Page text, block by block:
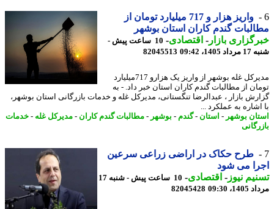
واریز هزار و 717 میلیارد تومان از
گندم کاران استان بوشهر
بازار- اقتصادی-
10 ساعت پیش -
09:42
82045513
مدیرکل غله بوشهر از واریز یک هزارو 717میلیارد
از مطالبات گندم کاران استان خبر داد. - به
بازار ، عبدالرضا تنگستانی، مدیرکل غله و خدمات بازرگانی استان بوشهر،
به عملکرد ...
بوشهر-استان-گندم-بوشهر-مطالبات گندم کاران- مدیرکل غله -خدمات
طرح حکاک در اراضی زراعی سرعین
می شود
نیوز-اقتصادی-
10 ساعت پیش - شنبه 17
09:30
82045428